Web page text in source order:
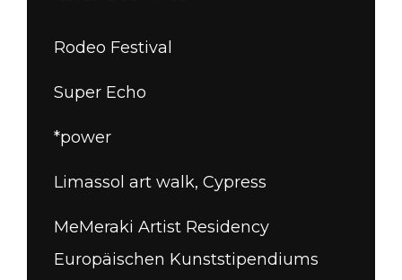
Rodeo Festival
Super Echo
*power
Limassol art walk, Cypress
MeMeraki Artist Residency
Europäischen Kunststipendiums